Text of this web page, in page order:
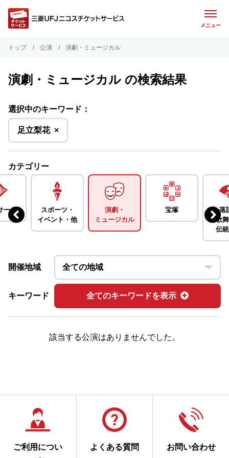
メニュー
トップ 公演 演劇・ミュージカル
演劇・ミュージカル の検索結果
選択中のキーワード：
足立梨花を
削
除
×
カテゴリー
ート
スポーツ・
イベント・ 他
演劇・
ミュージカル
宝塚
落
歌
伝
開催地域
キーワード 全てのキーワードを表示
該当する公演はありませんでした。
ご利用につい
よくある質問 お問い合わせ